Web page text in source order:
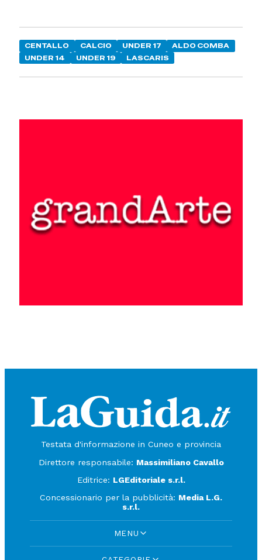
CENTALLO CALCIO UNDER 17
ALDO COMBA
UNDER 14
UNDER 19 LASCARIS
Testata d'informazione in Cuneo e provincia
Direttore responsabile: Massimiliano Cavallo
Editrice: LGEditoriale s.r.l.
Concessionario per la pubblicità: Media L.G.
s.r.l.
MENU